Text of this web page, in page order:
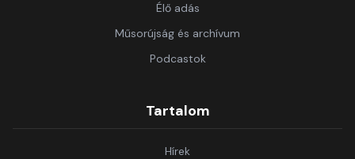
Élő adás
Műsorújság és archívum
Podcastok
Tartalom
Hírek